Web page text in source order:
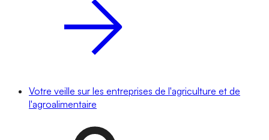
Votre veille sur les entreprises de l'agriculture et de
l'agroalimentaire